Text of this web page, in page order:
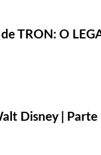
TRON: O
Disney | Parte